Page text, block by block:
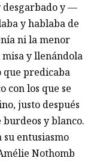
y —
y hablaba de
ni la menor
y llenándola
que predicaba
con los que se
justo después
y blanco.
su entusiasmo
Nothomb